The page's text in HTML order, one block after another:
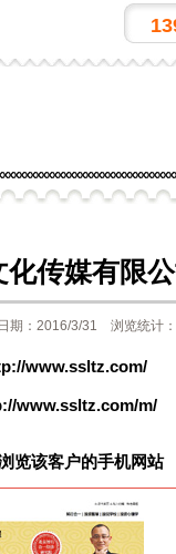
传媒有限公
期：2016/3/31 浏览统计
www.ssltz.com/
www.ssltz.com/m/
览该客户的手机网站